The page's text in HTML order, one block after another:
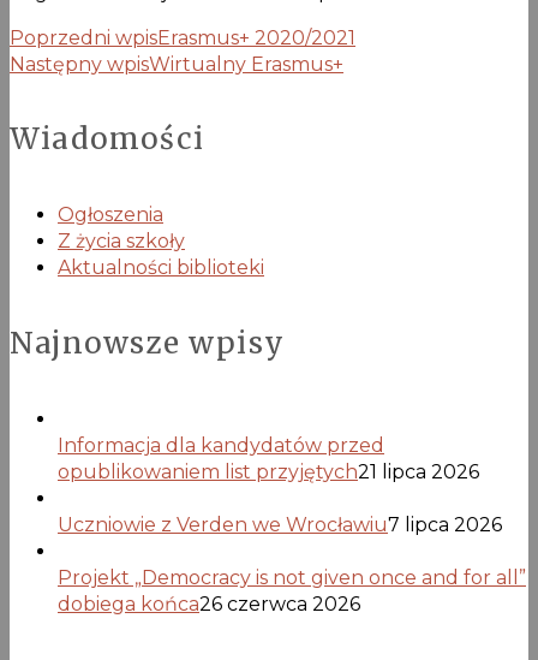
Poprzedni wpisErasmus+ 2020/2021
Następny wpisWirtualny Erasmus+
Wiadomości
Ogłoszenia
Z życia szkoły
Aktualności biblioteki
Najnowsze wpisy
Informacja dla kandydatów przed
opublikowaniem list przyjętych21 lipca 2026
Uczniowie z Verden we Wrocławiu7 lipca 2026
Projekt „Democracy is not given once and for all”
dobiega końca26 czerwca 2026